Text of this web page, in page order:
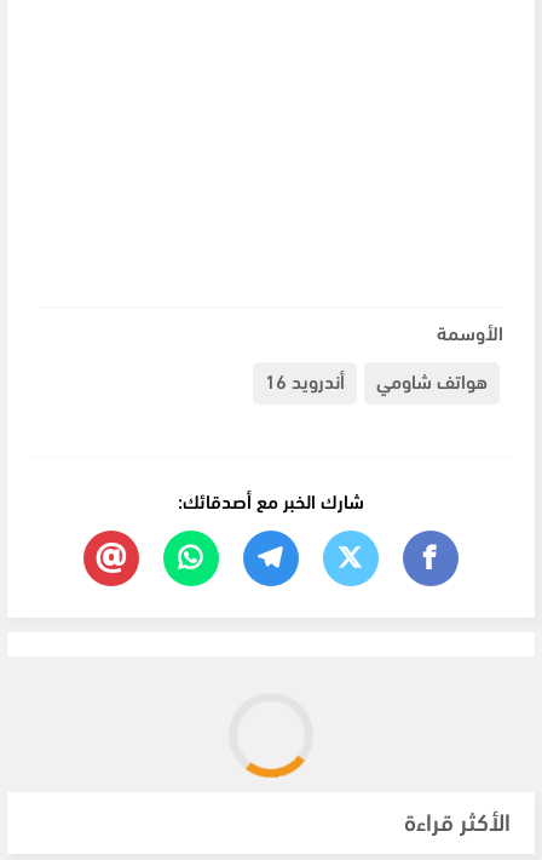
الأوسمة
هواتف شاومي
أندرويد 16
شارك الخبر مع أصدقائك:
الأكثر قراءة